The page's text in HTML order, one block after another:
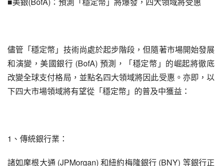
儘管「穩定幣」技術尚處於起步階段，但隨著市場開始發展
和演變，美國銀行 (BofA) 預測，「穩定幣」的崛起將徹底
改變全球支付格局，並點名四大領域將因此受惠。亦即，以
下四大市場領域將有望從「穩定幣」的普及中獲益：
1、傳統銀行業：
諸如摩根大通 (JPMorgan) 和紐約梅隆銀行 (BNY) 等銀行正